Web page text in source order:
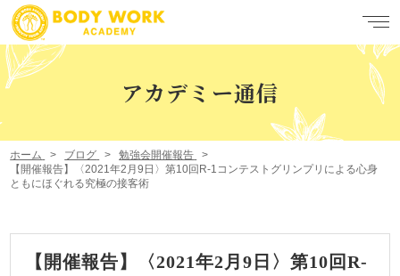
アカデミー通信
ホーム ブログ
勉強会開催報告
【開催報告】〈2021年2月9日〉第10回R-1コンテストグリンプリによる心身
ともにほぐれる究極の接客術
【開催報告】〈2021年2月9日〉第10回R-